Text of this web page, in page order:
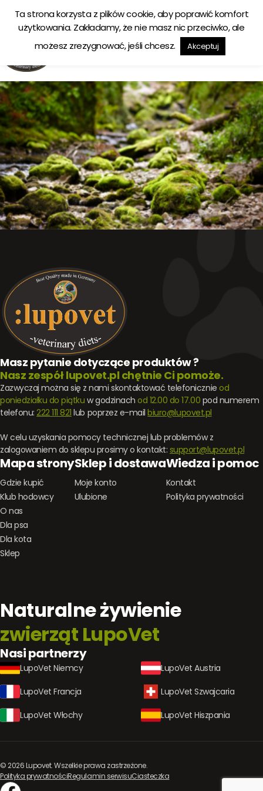
Ekologiczna karma tworzona w zgodzie z naturą
Masz pytanie dotyczące produktów ?
Nasz zespół lupovet.pl chętnie Ci pomoże.
Zazwyczaj można się z nami skontaktować telefonicznie od
poniedziałku do piątku w godzinach od 12.00 do 17.00 pod numerem
telefonu:222 111 821 lub poprzez e-mailbiuro@lupovet.pl
W celu uzyskania pomocy technicznej lub problemów z
zalogowaniem do sklepu prosimy o kontakt: support@lupovet.pl
Mapa strony
Gdzie kupić
Klub hodowcy
O nas
Dla psa
Dla kota
Sklep
Sklep i dostawa
Moje konto
Ulubione
Wiedza i pomoc
Kontakt
Polityka prywatności
Naturalne żywienie
zwierząt LupoVet
Nasi partnerzy
LupoVet Niemcy
LupoVet Austria
LupoVet Francja
LupoVet Szwajcaria
LupoVet Włochy
LupoVet Hiszpania
© 2026 Lupovet. Wszelkie prawa zastrzeżone.
Polityka prywatnościRegulamin serwisuCiasteczka
Ta strona korzysta z plików cookie, aby poprawić komfort
użytkowania. Zakładamy, że nie masz nic przeciwko, ale
możesz zrezygnować, jeśli chcesz.
Akceptuj